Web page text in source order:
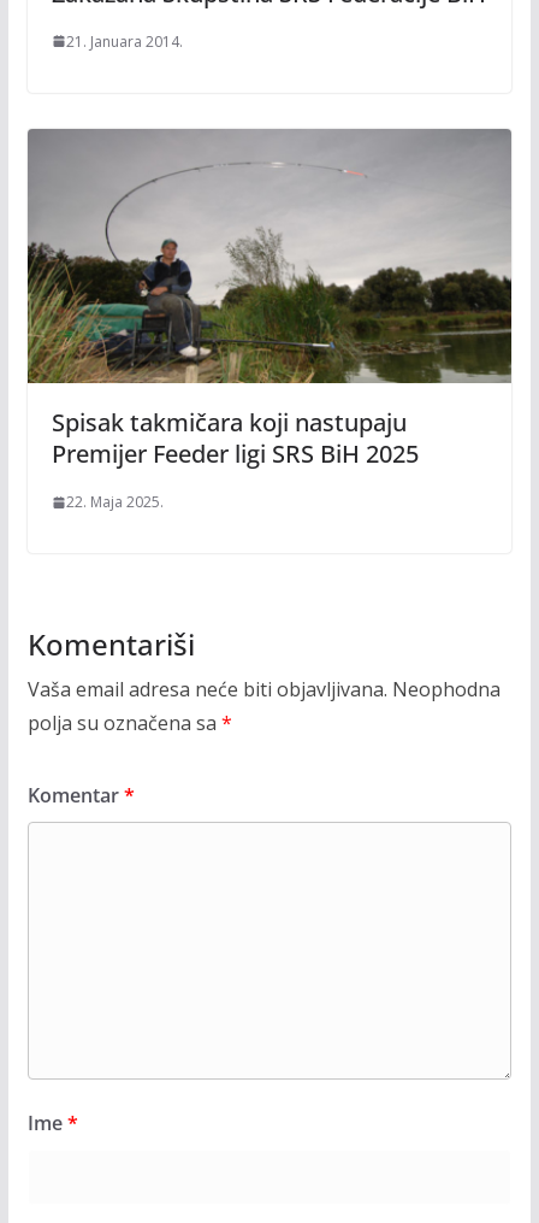
21. Januara 2014.
Spisak takmičara koji nastupaju
Premijer Feeder ligi SRS BiH 2025
22. Maja 2025.
Komentariši
Vaša email adresa neće biti objavljivana. Neophodna
polja su označena sa *
Komentar*
Ime*